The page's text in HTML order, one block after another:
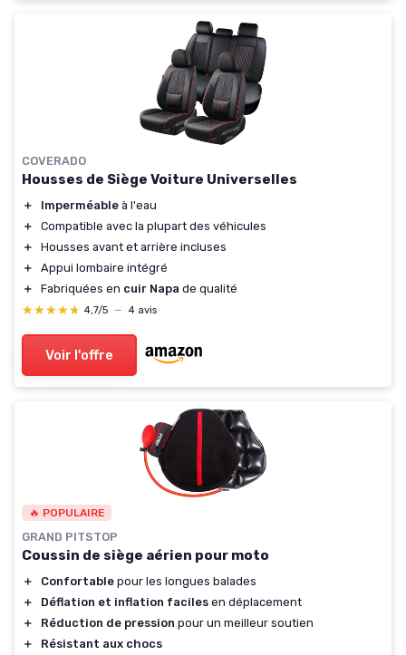
COVERADO
Housses de Siège Voiture Universelles
＋ Imperméable à l'eau
＋
Compatible avec la plupart des véhicules
＋
Housses avant et arrière incluses
＋
Appui lombaire intégré
＋
Fabriquées en cuir Napa de qualité
★★★★★
★★★★★ 4,7/5 — 4 avis
Voir l'offre
🔥 POPULAIRE
GRAND PITSTOP
Coussin de siège aérien pour moto
＋ Confortable pour les longues balades
＋
Déflation et inflation faciles en déplacement
＋
Réduction de pression pour un meilleur soutien
＋
Résistant aux chocs